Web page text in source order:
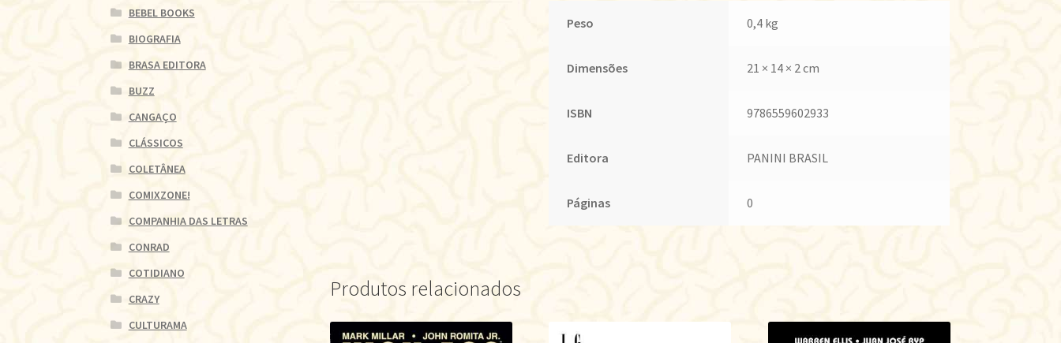
Peso 0,4 kg
Dimensões 21 × 14 × 2 cm
ISBN 9786559602933
Editora PANINI BRASIL
Páginas 0
Produtos relacionados
BEBEL BOOKS
BIOGRAFIA
BRASA EDITORA
BUZZ
CANGAÇO
CLÁSSICOS
COLETÂNEA
COMIXZONE!
COMPANHIA DAS LETRAS
CONRAD
COTIDIANO
CRAZY
CULTURAMA